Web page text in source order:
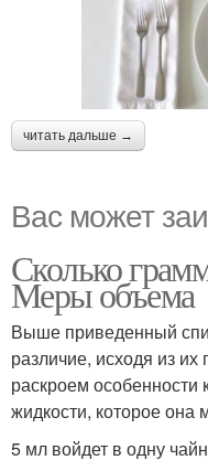
читать дальше →
Вас может
Сколько
Меры объема
Выше приведенный
различие, исходя из
раскроем особенности
жидкости, которое она
5 мл войдет в одну